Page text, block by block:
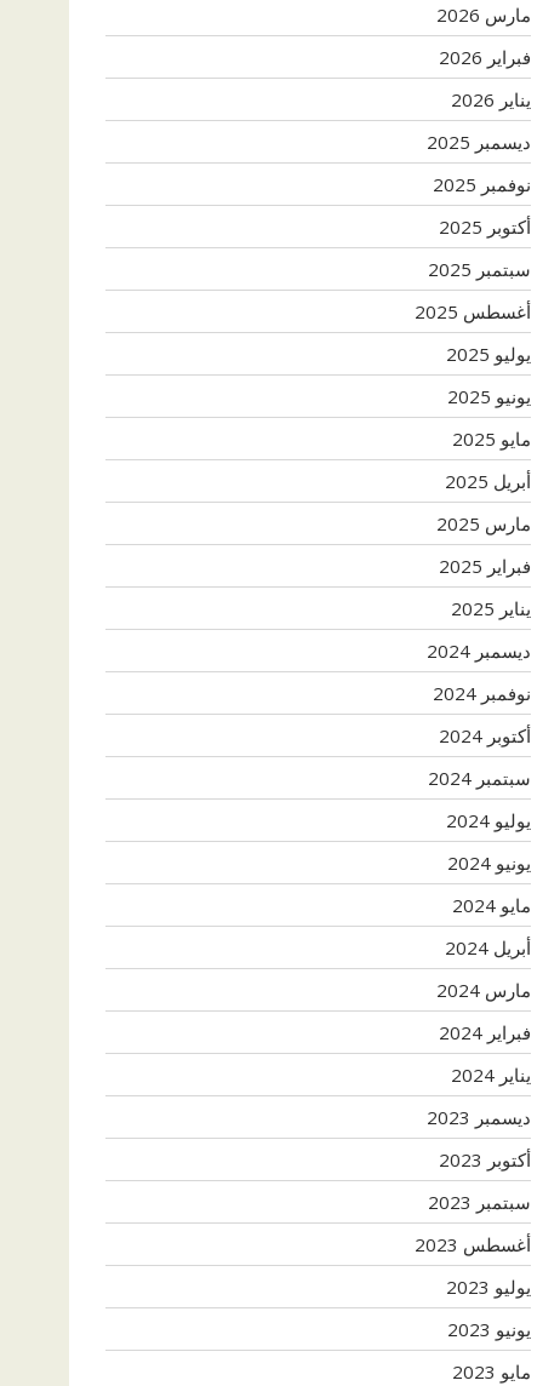
مارس 2026
فبراير 2026
يناير 2026
ديسمبر 2025
نوفمبر 2025
أكتوبر 2025
سبتمبر 2025
أغسطس 2025
يوليو 2025
يونيو 2025
مايو 2025
أبريل 2025
مارس 2025
فبراير 2025
يناير 2025
ديسمبر 2024
نوفمبر 2024
أكتوبر 2024
سبتمبر 2024
يوليو 2024
يونيو 2024
مايو 2024
أبريل 2024
مارس 2024
فبراير 2024
يناير 2024
ديسمبر 2023
أكتوبر 2023
سبتمبر 2023
أغسطس 2023
يوليو 2023
يونيو 2023
مايو 2023